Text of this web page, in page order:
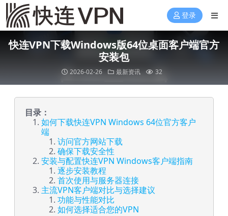
登录
快连VPN下载Windows版64位桌面客户端官方
安装包
2026-02-26 最新资讯 32
目录：
如何下载快连VPN Windows 64位官方客户
端
访问官方网站下载
确保下载安全性
安装与配置快连VPN Windows客户端指南
逐步安装教程
首次使用与服务器连接
主流VPN客户端对比与选择建议
功能与性能对比
如何选择适合您的VPN